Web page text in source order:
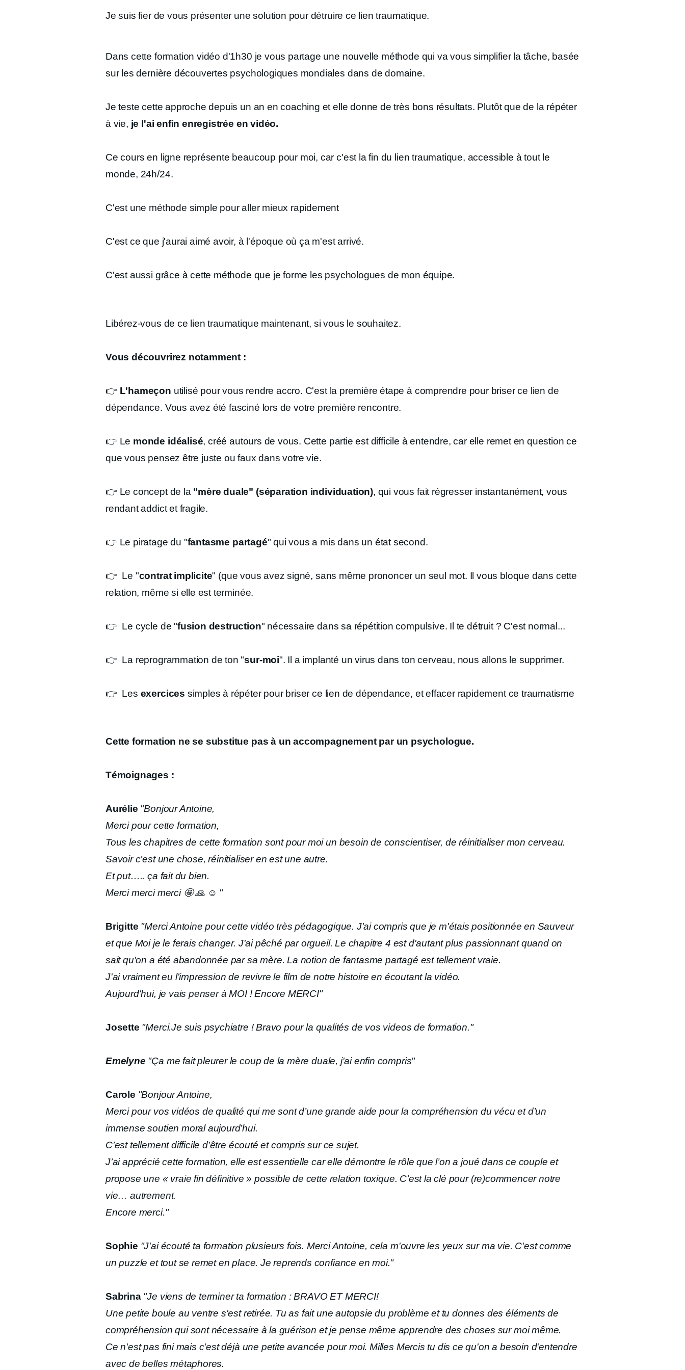
Je suis fier de vous présenter une solution pour détruire ce lien traumatique.
Dans cette formation vidéo d'1h30 je vous partage une nouvelle méthode qui va vous simplifier la tâche, basée
sur les dernière découvertes psychologiques mondiales dans de domaine.
Je teste cette approche depuis un an en coaching et elle donne de très bons résultats. Plutôt que de la répéter
à vie, je l'ai enfin enregistrée en vidéo.
Ce cours en ligne représente beaucoup pour moi, car c'est la fin du lien traumatique, accessible à tout le
monde, 24h/24.
C'est une méthode simple pour aller mieux rapidement
C'est ce que j'aurai aimé avoir, à l'époque où ça m'est arrivé.
C'est aussi grâce à cette méthode que je forme les psychologues de mon équipe.
Libérez-vous de ce lien traumatique maintenant, si vous le souhaitez.
Vous découvrirez notamment :
👉 L'hameçon utilisé pour vous rendre accro. C'est la première étape à comprendre pour briser ce lien de
dépendance. Vous avez été fasciné lors de votre première rencontre.
👉 Le monde idéalisé, créé autours de vous. Cette partie est difficile à entendre, car elle remet en question ce
que vous pensez être juste ou faux dans votre vie.
👉 Le concept de la "mère duale" (séparation individuation), qui vous fait régresser instantanément, vous
rendant addict et fragile.
👉 Le piratage du "fantasme partagé" qui vous a mis dans un état second.
👉 Le "contrat implicite" (que vous avez signé, sans même prononcer un seul mot. Il vous bloque dans cette
relation, même si elle est terminée.
👉 Le cycle de "fusion destruction" nécessaire dans sa répétition compulsive. Il te détruit ? C'est normal...
👉 La reprogrammation de ton "sur-moi". Il a implanté un virus dans ton cerveau, nous allons le supprimer.
👉 Les exercices simples à répéter pour briser ce lien de dépendance, et effacer rapidement ce traumatisme
Cette formation ne se substitue pas à un accompagnement par un psychologue.
Témoignages :
Aurélie "Bonjour Antoine,
Merci pour cette formation,
Tous les chapitres de cette formation sont pour moi un besoin de conscientiser, de réinitialiser mon cerveau.
Savoir c’est une chose, réinitialiser en est une autre.
Et put….. ça fait du bien.
Merci merci merci 🤩 🙏 ☺️ "
Brigitte "Merci Antoine pour cette vidéo très pédagogique. J'ai compris que je m'étais positionnée en Sauveur
et que Moi je le ferais changer. J'ai pêché par orgueil. Le chapitre 4 est d'autant plus passionnant quand on
sait qu'on a été abandonnée par sa mère. La notion de fantasme partagé est tellement vraie.
J'ai vraiment eu l'impression de revivre le film de notre histoire en écoutant la vidéo.
Aujourd'hui, je vais penser à MOI ! Encore MERCI"
Josette "Merci.Je suis psychiatre ! Bravo pour la qualités de vos videos de formation."
Emelyne "Ça me fait pleurer le coup de la mère duale, j'ai enfin compris"
Carole "Bonjour Antoine,
Merci pour vos vidéos de qualité qui me sont d’une grande aide pour la compréhension du vécu et d’un
immense soutien moral aujourd’hui.
C’est tellement difficile d’être écouté et compris sur ce sujet.
J’ai apprécié cette formation, elle est essentielle car elle démontre le rôle que l’on a joué dans ce couple et
propose une « vraie fin définitive » possible de cette relation toxique. C’est la clé pour (re)commencer notre
vie… autrement.
Encore merci."
Sophie "J'ai écouté ta formation plusieurs fois. Merci Antoine, cela m'ouvre les yeux sur ma vie. C'est comme
un puzzle et tout se remet en place. Je reprends confiance en moi."
Sabrina"Je viens de terminer ta formation : BRAVO ET MERCI!
Une petite boule au ventre s'est retirée. Tu as fait une autopsie du problème et tu donnes des éléments de
compréhension qui sont nécessaire à la guérison et je pense même apprendre des choses sur moi même.
Ce n'est pas fini mais c'est déjà une petite avancée pour moi. Milles Mercis tu dis ce qu'on a besoin d'entendre
avec de belles métaphores.